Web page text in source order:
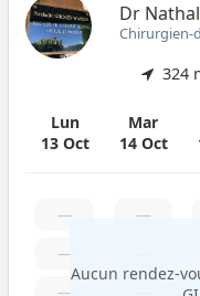
Dr
Chirurgien-
324
Lun
13 Oct
Mar
14 Oct
—
—
—
Aucun rendez-